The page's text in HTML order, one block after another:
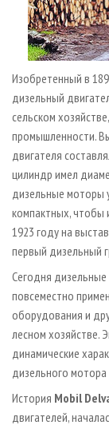
Изобретенный в
дизельный
сельском
промышленности.
двигателя
цилиндр имел
дизельные моторы
компактных, чтобы
1923 году на
первый дизельный
Сегодня
повсеместно
оборудования и
лесном хозяйстве.
динамические
дизельного
История Mobil
двигателей,